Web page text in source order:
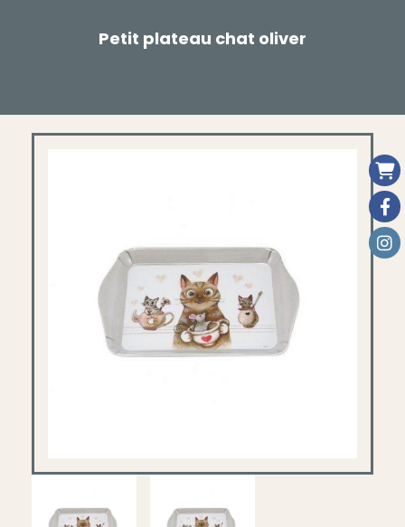
Petit plateau chat oliver